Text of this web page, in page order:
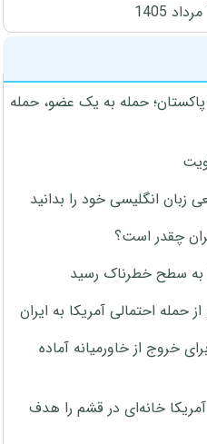
پاکستان؛ حمله به یک عضو، حمله
انگلیسی خود را بدانید
به سطح خطرناک رسید
احتمالی آمریکا به ایران
خروج از خاورمیانه آماده
بمب ۲۰۰۰ پوندی آمریکا خانه‌ای در قشم را هدف